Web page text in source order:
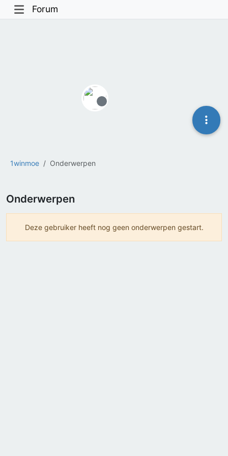
Forum
1winmoe Onderwerpen
Offline
Onderwerpen
Deze gebruiker heeft nog geen onderwerpen gestart.